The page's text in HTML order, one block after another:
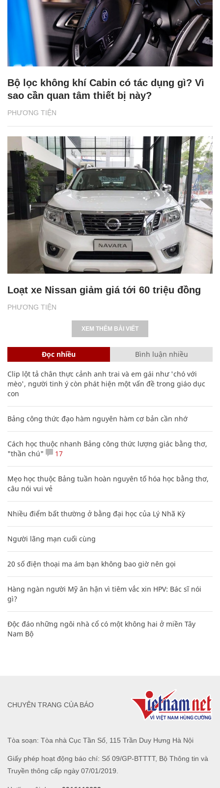
PHƯƠNG TIỆN
Bộ lọc không khí Cabin có tác dụng gì? Vì
sao cần quan tâm thiết bị này?
PHƯƠNG TIỆN
Loạt xe Nissan giảm giá tới 60 triệu đồng
XEM THÊM BÀI VIẾT
Đọc nhiều Bình luận nhiều
Clip lột tả chân thực cảnh anh trai và em gái như 'chó với
mèo', người tinh ý còn phát hiện một vấn đề trong giáo dục
con
Bảng công thức đạo hàm nguyên hàm cơ bản cần nhớ
Cách học thuộc nhanh Bảng công thức lượng giác bằng thơ,
"thần chú"
17
Mẹo học thuộc Bảng tuần hoàn nguyên tố hóa học bằng thơ,
câu nói vui vẻ
Nhiều điểm bất thường ở bằng đại học của Lý Nhã Kỳ
Người lãng mạn cuối cùng
20 số điện thoại ma ám bạn không bao giờ nên gọi
Hàng ngàn người Mỹ ân hận vì tiêm vắc xin HPV: Bác sĩ nói
gì?
Độc đáo những ngôi nhà cổ có một không hai ở miền Tây
Nam Bộ
Tòa soạn: Tòa nhà Cục Tần Số, 115 Trần Duy Hưng Hà Nội
Giấy phép hoạt động báo chí: Số 09/GP-BTTTT, Bộ Thông tin và
Truyền thông cấp ngày 07/01/2019.
CHUYÊN TRANG CỦA BÁO